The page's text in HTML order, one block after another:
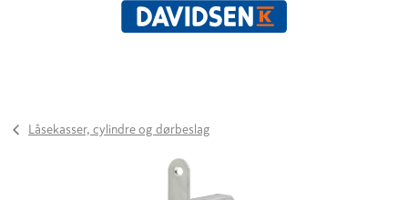
Låsekasser, cylindre og dørbeslag